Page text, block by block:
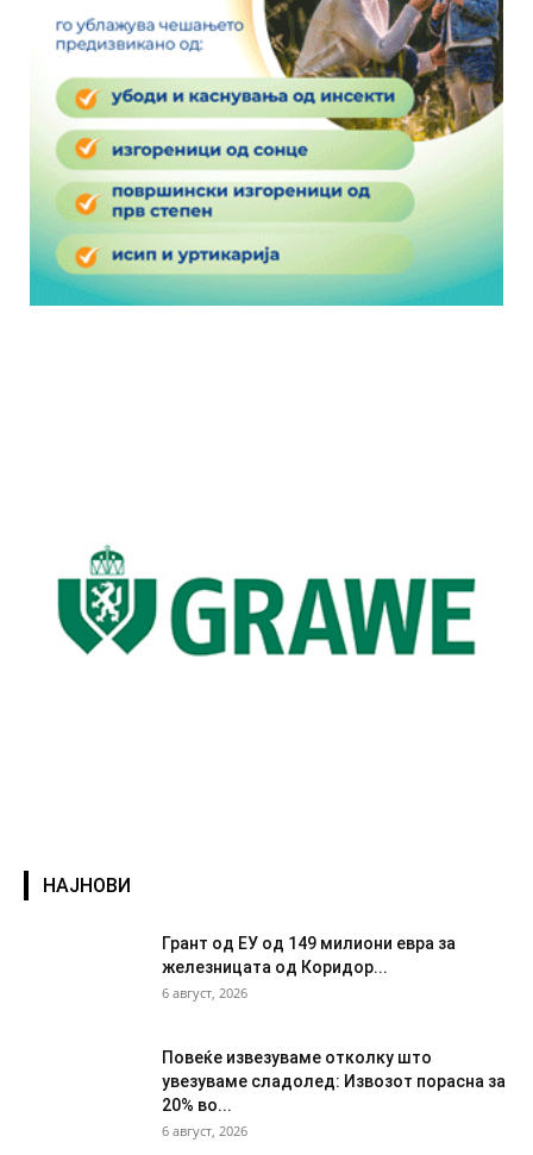
НАЈНОВИ
Грант од ЕУ од 149 милиони евра за
железницата од Коридор...
6 август, 2026
Повеќе извезуваме отколку што
увезуваме сладолед: Извозот порасна за
20% во...
6 август, 2026